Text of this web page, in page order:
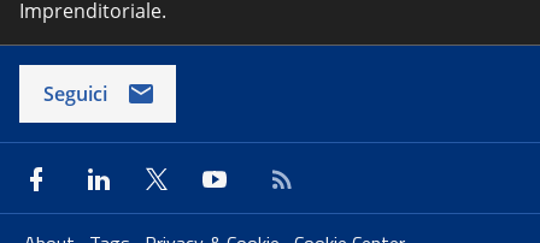
Imprenditoriale.
Seguici